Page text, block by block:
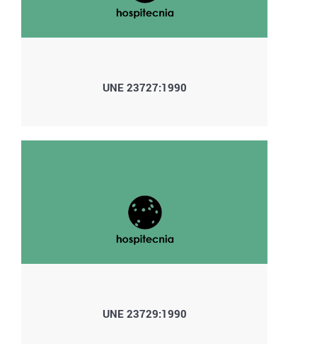
UNE 23727:1990
UNE 23729:1990